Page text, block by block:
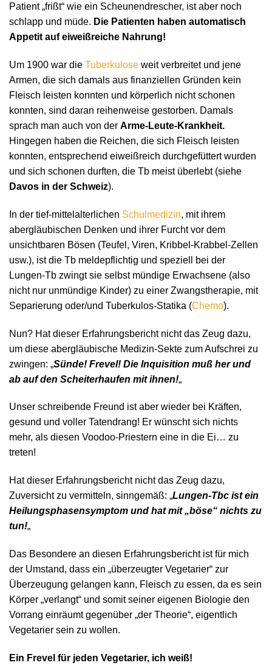
Patient „frißt“ wie ein Scheunendrescher, ist aber noch
schlapp und müde. Die Patienten haben automatisch
Appetit auf eiweißreiche Nahrung!
Um 1900 war die Tuberkulose weit verbreitet und jene
Armen, die sich damals aus finanziellen Gründen kein
Fleisch leisten konnten und körperlich nicht schonen
konnten, sind daran reihenweise gestorben. Damals
sprach man auch von der Arme-Leute-Krankheit.
Hingegen haben die Reichen, die sich Fleisch leisten
konnten, entsprechend eiweißreich durchgefüttert wurden
und sich schonen durften, die Tb meist überlebt (siehe
Davos in der Schweiz).
In der tief-mittelalterlichen Schulmedizin, mit ihrem
abergläubischen Denken und ihrer Furcht vor dem
unsichtbaren Bösen (Teufel, Viren, Kribbel-Krabbel-Zellen
usw.), ist die Tb meldepflichtig und speziell bei der
Lungen-Tb zwingt sie selbst mündige Erwachsene (also
nicht nur unmündige Kinder) zu einer Zwangstherapie, mit
Separierung oder/und Tuberkulos-Statika (Chemo).
Nun? Hat dieser Erfahrungsbericht nicht das Zeug dazu,
um diese abergläubische Medizin-Sekte zum Aufschrei zu
zwingen: „Sünde! Frevel! Die Inquisition muß her und
ab auf den Scheiterhaufen mit ihnen!„
Unser schreibende Freund ist aber wieder bei Kräften,
gesund und voller Tatendrang! Er wünscht sich nichts
mehr, als diesen Voodoo-Priestern eine in die Ei… zu
treten!
Hat dieser Erfahrungsbericht nicht das Zeug dazu,
Zuversicht zu vermitteln, sinngemäß: „Lungen-Tbc ist ein
Heilungsphasensymptom und hat mit „böse“ nichts zu
tun!„
Das Besondere an diesen Erfahrungsbericht ist für mich
der Umstand, dass ein „überzeugter Vegetarier“ zur
Überzeugung gelangen kann, Fleisch zu essen, da es sein
Körper „verlangt“ und somit seiner eigenen Biologie den
Vorrang einräumt gegenüber „der Theorie“, eigentlich
Vegetarier sein zu wollen.
Ein Frevel für jeden Vegetarier, ich weiß!